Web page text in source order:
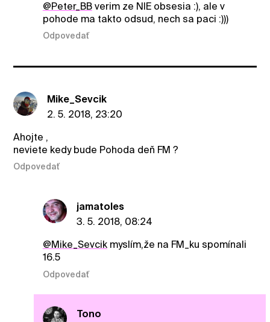
@Peter_BBverim ze NIE obsesia :), ale v
pohode ma takto odsud, nech sa paci :)))
Odpovedať
Mike_Sevcik
2. 5. 2018, 23:20
Ahojte ,
neviete kedy bude Pohoda deň FM ?
Odpovedať
jamatoles
3. 5. 2018, 08:24
@Mike_Sevcikmyslím,že na FM_ku spomínali
16.5
Odpovedať
Tono